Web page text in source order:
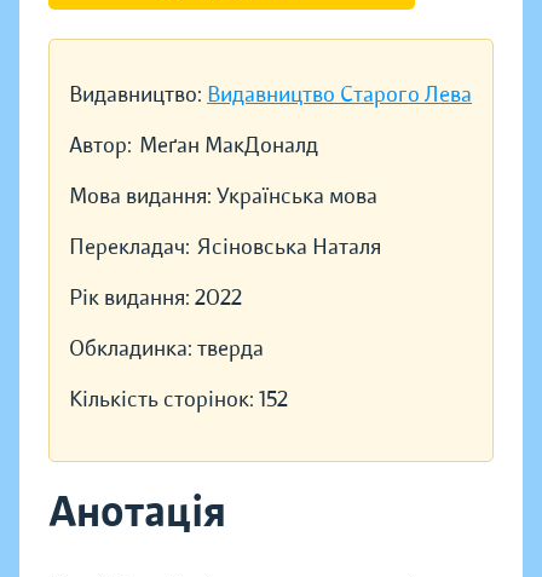
Видавництво: Видавництво Старого Лева
Автор: Меґан МакДоналд
Мова видання: Українська мова
Перекладач: Ясіновська Наталя
Рік видання: 2022
Обкладинка: тверда
Кількість сторінок: 152
Анотація